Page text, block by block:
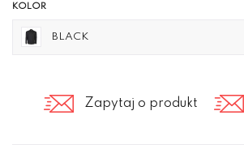
KOLOR
BLACK
Zapytaj o produkt